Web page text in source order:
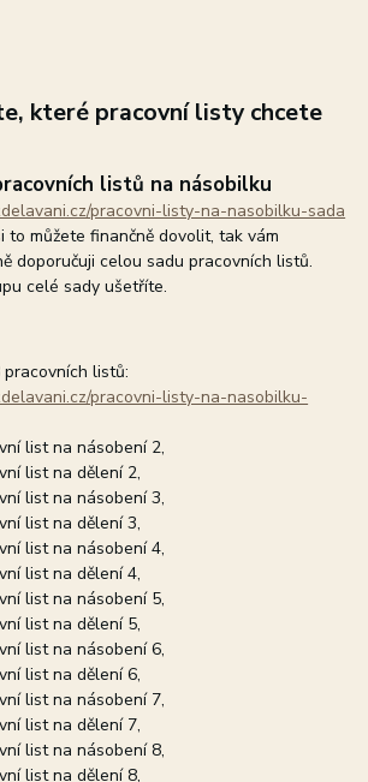
které pracovní listy chcete
listů na násobilku
pracovni-listy-na-nasobilku-sada
to můžete finančně dovolit, tak vám
doporučuji celou sadu pracovních listů.
celé sady ušetříte.
pracovních listů:
pracovni-listy-na-nasobilku-
list na násobení 2,
list na dělení 2,
list na násobení 3,
list na dělení 3,
list na násobení 4,
list na dělení 4,
list na násobení 5,
list na dělení 5,
list na násobení 6,
list na dělení 6,
list na násobení 7,
list na dělení 7,
list na násobení 8,
list na dělení 8,